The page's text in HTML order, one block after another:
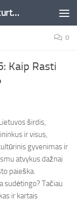
Akcijos, Investavimas, nekilnojamas turtas, kriptovaliutos - Besociai.lt
0
Kaip Rasti
širdis,
ir visus,
gyvenimas ir
atvykus dažnai
paieška.
sudėtingo? Tačiau
ir kartais